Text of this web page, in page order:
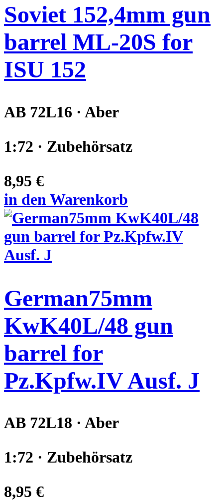
Soviet 152,4mm gun
barrel ML-20S for
ISU 152
AB 72L16 · Aber
1:72 · Zubehörsatz
8,95 €
in den Warenkorb
German75mm
KwK40L/48 gun
barrel for
Pz.Kpfw.IV Ausf. J
AB 72L18 · Aber
1:72 · Zubehörsatz
8,95 €